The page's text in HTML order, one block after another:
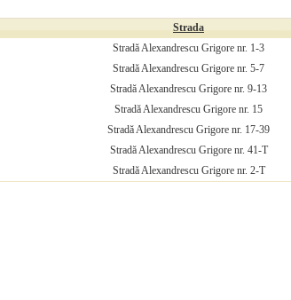
Strada
Stradă Alexandrescu Grigore nr. 1-3
Stradă Alexandrescu Grigore nr. 5-7
Stradă Alexandrescu Grigore nr. 9-13
Stradă Alexandrescu Grigore nr. 15
Stradă Alexandrescu Grigore nr. 17-39
Stradă Alexandrescu Grigore nr. 41-T
Stradă Alexandrescu Grigore nr. 2-T